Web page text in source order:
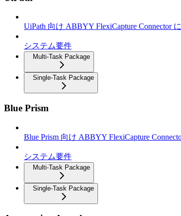
UiPath 向け ABBYY FlexiCapture Connector
システム要件
Multi-Task Package
Single-Task Package
Blue Prism
Blue Prism 向け ABBYY FlexiCapture
システム要件
Multi-Task Package
Single-Task Package